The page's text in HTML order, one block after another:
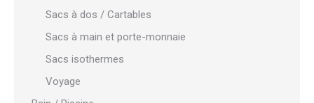
Sacs à dos / Cartables
Sacs à main et porte-monnaie
Sacs isothermes
Voyage